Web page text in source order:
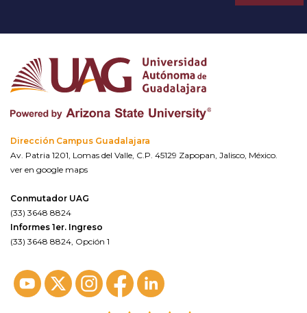
Dirección Campus Guadalajara
Av. Patria 1201, Lomas del Valle, C.P. 45129 Zapopan, Jalisco, México.
ver en google maps
Conmutador UAG
(33) 3648 8824
Informes 1er. Ingreso
(33) 3648 8824, Opción 1